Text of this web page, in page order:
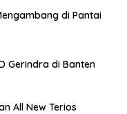
di Pantai
Gerindra di Banten
All New Terios